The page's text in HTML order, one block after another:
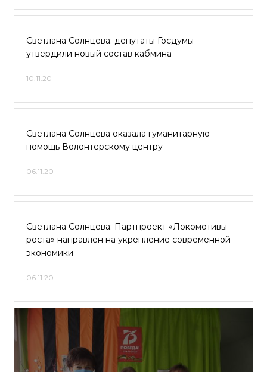
Светлана Солнцева: депутаты Госдумы
утвердили новый состав кабмина
10.11.20
Светлана Солнцева оказала гуманитарную
помощь Волонтерскому центру
06.11.20
Светлана Солнцева: Партпроект «Локомотивы
роста» направлен на укрепление современной
экономики
06.11.20